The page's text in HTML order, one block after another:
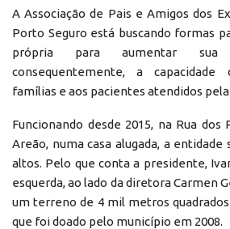
A Associação de Pais e Amigos dos
Porto Seguro está buscando formas
própria para aumentar sua
consequentemente, a
famílias e aos pacientes atendidos
Funcionando desde 2015, na Rua dos
Areão, numa casa alugada, a
altos. Pelo que conta a presidente,
esquerda, ao lado da diretora Carmen
um terreno de 4 mil metros
que foi doado pelo município em 2008.